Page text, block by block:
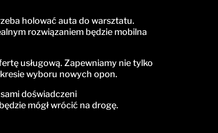
holować auta do warsztatu.
rozwiązaniem będzie mobilna
usługową. Zapewniamy nie tylko
wyboru nowych opon.
doświadczeni
mógł wrócić na drogę.